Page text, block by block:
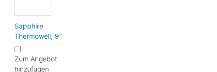
Sapphire
Thermowell, 9"
Zum Angebot
hinzufügen